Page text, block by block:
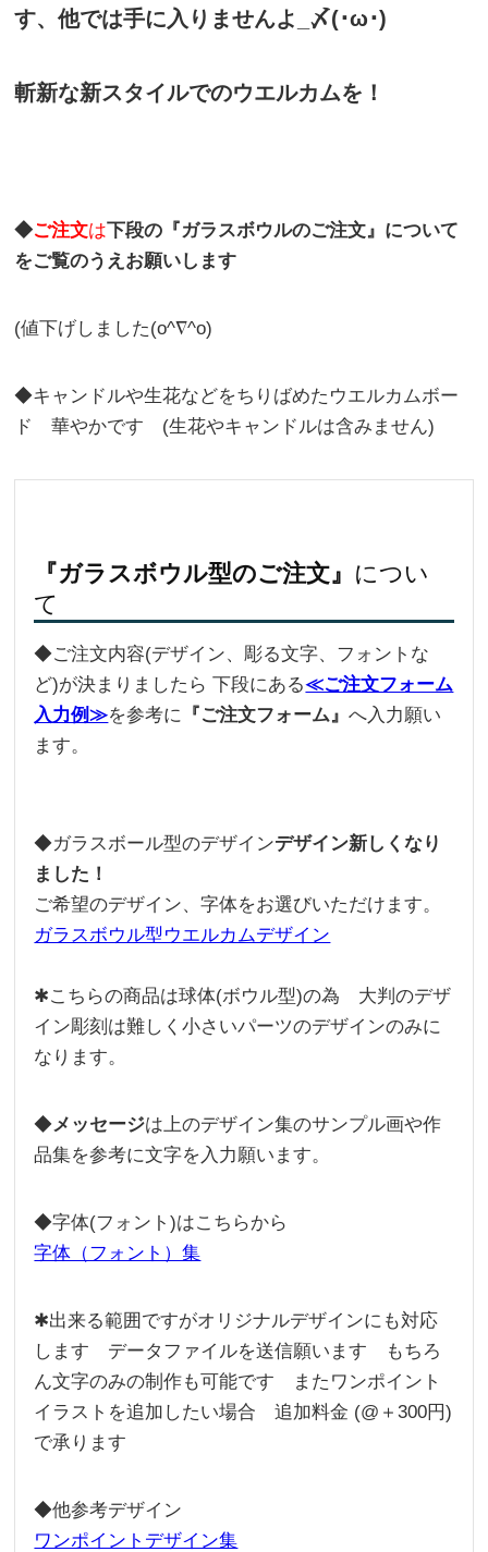
す、他では手に入りませんよ_〆(･ω･)
斬新な新スタイルでのウエルカムを！
◆ご注文は下段の『ガラスボウルのご注文』について
をご覧のうえお願いします
(値下げしました(o^∇^o)
◆キャンドルや生花などをちりばめたウエルカムボー
ド 華やかです (生花やキャンドルは含みません)
『ガラスボウル型のご注文』 につい
て
◆ご注文内容(デザイン、彫る文字、フォントな
ど)が決まりましたら 下段にある≪ご注文フォーム
入力例≫を参考に 『ご注文フォーム』へ入力願い
ます。
◆ガラスボール型のデザインデザイン新しくなり
ました！
ご希望のデザイン、字体をお選びいただけます。
ガラスボウル型ウエルカムデザイン
✱こちらの商品は球体(ボウル型)の為 大判のデザ
イン彫刻は難しく小さいパーツのデザインのみに
なります。
◆メッセージは上のデザイン集のサンプル画や作
品集を参考に文字を入力願います。
◆字体(フォント)はこちらから
字体（フォント）集
✱出来る範囲ですがオリジナルデザインにも対応
します データファイルを送信願います もちろ
ん文字のみの制作も可能です またワンポイント
イラストを追加したい場合 追加料金 (@＋300円)
で承ります
◆他参考デザイン
ワンポイントデザイン集